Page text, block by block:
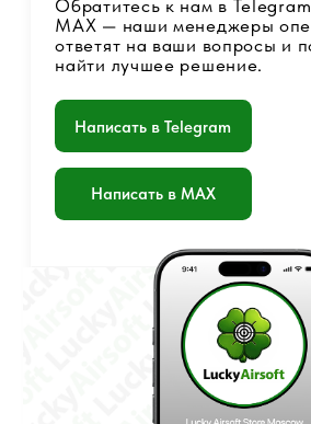
© 2017 - 2026 Страйкбольный интернет-магазин
Политика конфиденциальности